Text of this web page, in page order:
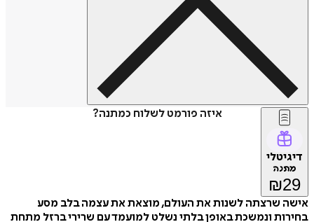
איזה פורמט לשלוח כמתנה?
דיגיטלי
מתנה
₪29
אישה שרצתה לשנות את העולם, מוצאת את עצמה בלב מסע
בחירות ונמשכת באופן בלתי נשלט למועמד עם שרירי ברזל מתחת